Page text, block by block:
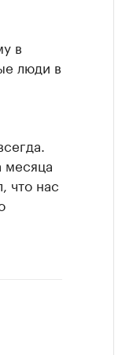
в
люди в
месяца
что нас